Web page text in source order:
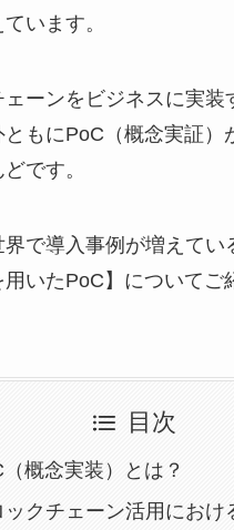
います。
ェーンをビジネスに実装
もにPoC（概念実証）
です。
で導入事例が増えてい
いたPoC】についてご
目次
（概念実装）とは？
ックチェーン活用におけ